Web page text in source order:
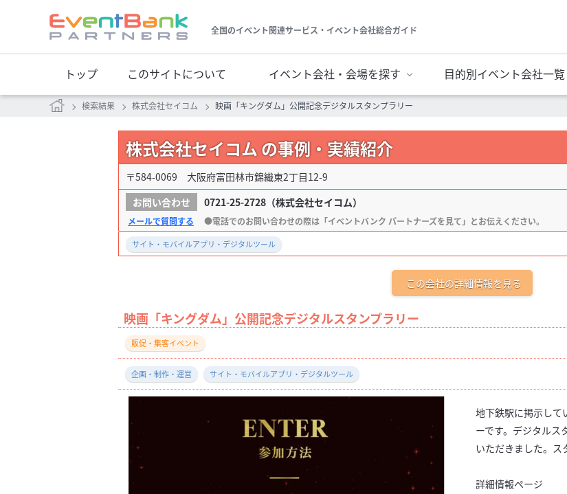
全国のイベント関連サービス・イベント会社総合ガイド
トップ このサイトについて イベント会社・会場を探す 目的別イベント会社一覧
検索結果 株式会社セイコム
映画「キングダム」公開記念デジタルスタンプラリー
株式会社セイコム の事例・実績紹介
〒584-0069 大阪府富田林市錦織東2丁目12-9
0721-25-2728 （株式会社セイコム）
メールで質問する
サイト・モバイルアプリ・デジタルツール
この会社の詳細情報を見る
映画「キングダム」公開記念デジタルスタンプラリー
販促・集客イベント
企画・制作・運営 サイト・モバイルアプリ・デジタルツール
地下鉄駅に掲示して
ーです。デジタルス
いただきました。ス
詳細情報ページ